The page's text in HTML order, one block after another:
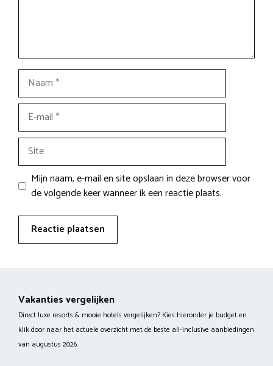
Naam
E-
mail
Site
Mijn naam, e-mail en site opslaan in deze browser voor
de volgende keer wanneer ik een reactie plaats.
Vakanties vergelijken
Direct luxe resorts & mooie hotels vergelijken? Kies hieronder je budget en
klik door naar het actuele overzicht met de beste all-inclusive aanbiedingen
van augustus 2026.